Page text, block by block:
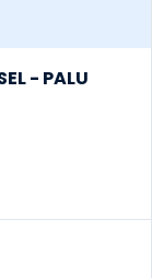
- PALU